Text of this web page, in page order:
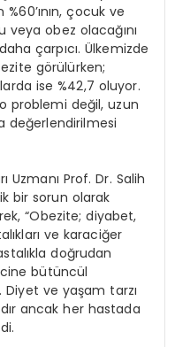
çocuk ve
veya obez olacağını
çarpıcı. Ülkemizde
görülürken;
ise %42,7 oluyor.
problemi değil, uzun
değerlendirilmesi
Uzmanı Prof. Dr. Salih
bir sorun olarak
“Obezite; diyabet,
ve karaciğer
doğrudan
bütüncül
ve yaşam tarzı
ancak her hastada